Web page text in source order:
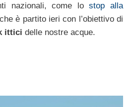
nazionali, come lostop alla
che è partito ieri con l’obiettivo di
ittici delle nostre acque.